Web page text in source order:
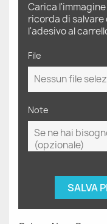
Carica
ricorda di
l'adesivo al
File
Nessun file
Note
SALVA